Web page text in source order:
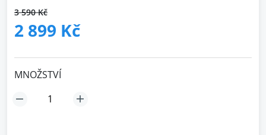
3 590 Kč
2 899 Kč
MNOŽSTVÍ